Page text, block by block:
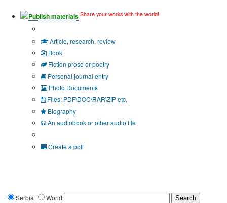
Publish materials Share your works with the world!
Article, research, review
Book
Fiction prose or poetry
Personal journal entry
Photo Documents
Files: PDF\DOC\RAR\ZIP etc.
Biography
An audiobook or other audio file
Create a poll
Serbia World